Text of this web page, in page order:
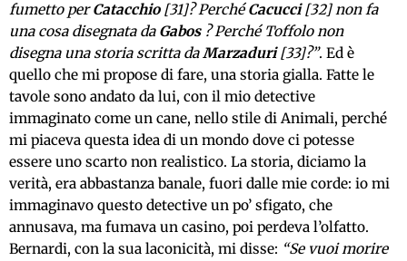
fumetto perCatacchio[31]? PerchéCacucci[32] non fa
una cosa disegnata da Gabos? Perché Toffolo non
disegna una storia scritta daMarzaduri[33]?”. Ed è
quello che mi propose di fare, una storia gialla. Fatte le
tavole sono andato da lui, con il mio detective
immaginato come un cane, nello stile di Animali, perché
mi piaceva questa idea di un mondo dove ci potesse
essere uno scarto non realistico. La storia, diciamo la
verità, era abbastanza banale, fuori dalle mie corde: io mi
immaginavo questo detective un po’ sfigato, che
annusava, ma fumava un casino, poi perdeva l’olfatto.
Bernardi, con la sua laconicità, mi disse: “Se vuoi morire